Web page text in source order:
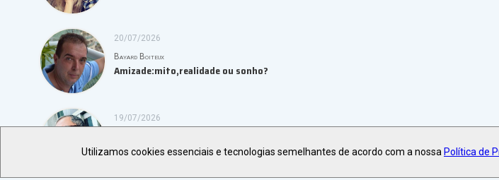
20/07/2026
Bayard Boiteux
Amizade:mito,realidade ou sonho?
19/07/2026
São Paulo e a vibrante revitalização do seu centro.
Utilizamos cookies essenciais e tecnologias semelhantes de acordo com a nossa Política de